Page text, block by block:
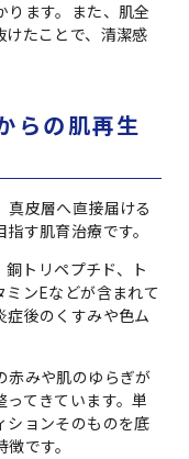
ります。また、肌全
たことで、清潔感
らの肌再生
真皮層へ直接届ける
す肌育治療です。
トリペプチド、ト
ンEなどが含まれて
症後のくすみや色ム
赤みや肌のゆらぎが
てきています。単
ションそのものを底
です。